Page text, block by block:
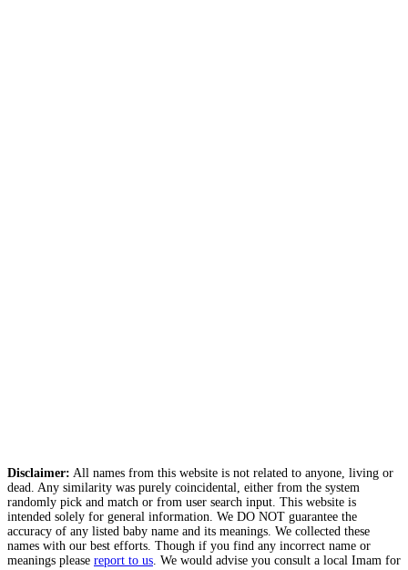
Disclaimer: All names from this website is not related to anyone, living or
dead. Any similarity was purely coincidental, either from the system
randomly pick and match or from user search input. This website is
intended solely for general information. We DO NOT guarantee the
accuracy of any listed baby name and its meanings. We collected these
names with our best efforts. Though if you find any incorrect name or
meanings please report to us . We would advise you consult a local Imam for